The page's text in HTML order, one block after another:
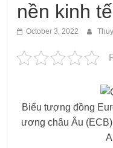
nền kinh
October 3, 2022
Biểu tượng đồng
ương châu Âu